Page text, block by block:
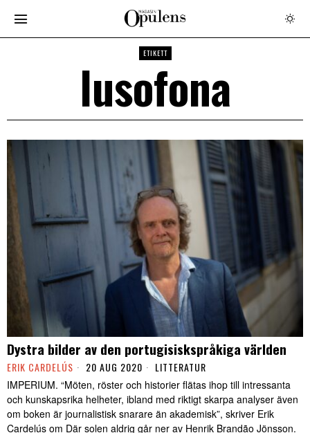
ETIKETT
lusofona
Dystra bilder av den portugisiskspråkiga världen
ERIK CARDELÚS 20 AUG 2020 LITTERATUR
IMPERIUM. “Möten, röster och historier flätas ihop till intressanta
och kunskapsrika helheter, ibland med riktigt skarpa analyser även
om boken är journalistisk snarare än akademisk”, skriver Erik
Cardelús om Där solen aldrig går ner av Henrik Brandão Jönsson.